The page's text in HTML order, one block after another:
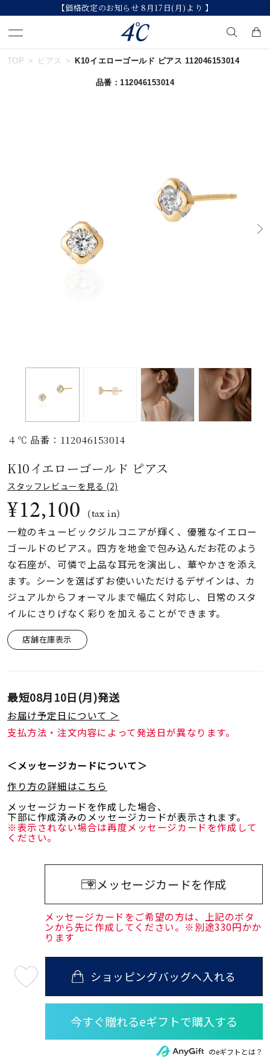
【価格改定のお知らせ 8月17日(月)より 】
キーワードで検索する
誕生石
ファッションテイス
ト
着用シーン
コレクション
リングサイズ
リングサイズ
価格
在庫
TOP ピアス K10イエローゴールド ピアス 112046153014
品番：112046153014
４℃ 品番：112046153014
K10イエローゴールド ピアス
スタッフレビューを見る (2)
¥12,100 (tax in)
一粒のキュービックジルコニアが輝く、優雅なイエロー
ゴールドのピアス。四方を地金で包み込んだお花のよう
な石座が、可憐で上品な耳元を演出し、華やかさを添え
ます。シーンを選ばずお使いいただけるデザインは、カ
ジュアルからフォーマルまで幅広く対応し、日常のスタ
イルにさりげなく彩りを加えることができます。
店舗在庫表示
最短08月10日(月)発送
お届け予定日について ＞
支払方法・注文内容によって発送日が異なります。
＜メッセージカードについて＞
作り方の詳細はこちら
メッセージカードを作成した場合、
下部に作成済みのメッセージカードが表示されます。
※表示されない場合は再度メッセージカードを作成して
ください。
メッセージカードを作成
メッセージカードをご希望の方は、上記のボタ
ンから先に作成してください。※別途330円かか
ります
08
月
ショッピングバッグへ入れる
のeギフトとは？